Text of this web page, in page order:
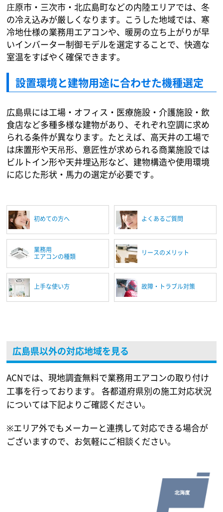
庄原市・三次市・北広島町などの内陸エリアでは、冬
の冷え込みが厳しくなります。こうした地域では、寒
冷地仕様の業務用エアコンや、暖房の立ち上がりが早
いインバーター制御モデルを選定することで、快適な
室温をすばやく確保できます。
設置環境と建物用途に合わせた機種選定
広島県には工場・オフィス・医療施設・介護施設・飲
食店など多種多様な建物があり、それぞれ空調に求め
られる条件が異なります。たとえば、高天井の工場で
は床置形や天吊形、意匠性が求められる商業施設では
ビルトイン形や天井埋込形など、建物構造や使用環境
に応じた形状・馬力の選定が必要です。
初めての方へ よくあるご質問
業務用
エアコンの種類
リースのメリット
上手な使い方 故障・トラブル対策
広島県以外の対応地域を見る
ACNでは、現地調査無料で業務用エアコンの取り付け
工事を行っております。 各都道府県別の施工対応状況
については下記よりご確認ください。
※エリア外でもメーカーと連携して対応できる場合が
ございますので、お気軽にご相談ください。